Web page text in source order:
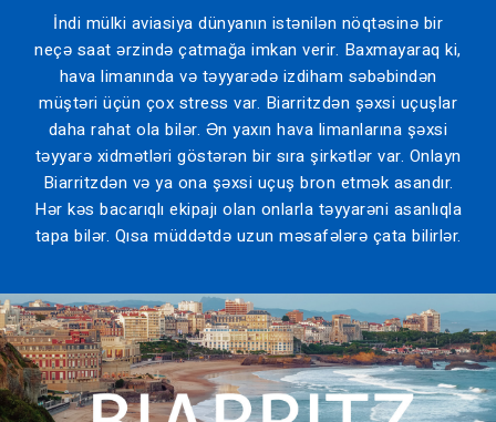
İndi mülki aviasiya dünyanın istənilən nöqtəsinə bir
neçə saat ərzində çatmağa imkan verir. Baxmayaraq ki,
hava limanında və təyyarədə izdiham səbəbindən
müştəri üçün çox stress var. Biarritzdən şəxsi uçuşlar
daha rahat ola bilər. Ən yaxın hava limanlarına şəxsi
təyyarə xidmətləri göstərən bir sıra şirkətlər var. Onlayn
Biarritzdən və ya ona şəxsi uçuş bron etmək asandır.
Hər kəs bacarıqlı ekipajı olan onlarla təyyarəni asanlıqla
tapa bilər. Qısa müddətdə uzun məsafələrə çata bilirlər.